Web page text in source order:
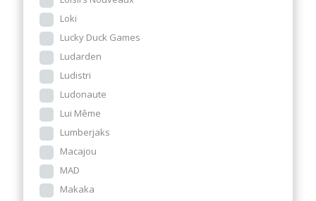
Loki
Lucky Duck Games
Ludarden
Ludistri
Ludonaute
Lui Même
Lumberjaks
Macajou
MAD
Makaka